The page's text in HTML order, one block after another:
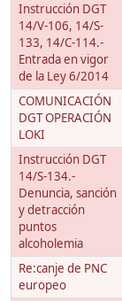
Instrucción DGT
14/V-106, 14/S-
133, 14/C-114.-
Entrada en vigor
de la Ley 6/2014
COMUNICACIÓN
DGT OPERACIÓN
LOKI
Instrucción DGT
14/S-134.-
Denuncia, sanción
y detracción
puntos
alcoholemia
Re:canje de PNC
europeo